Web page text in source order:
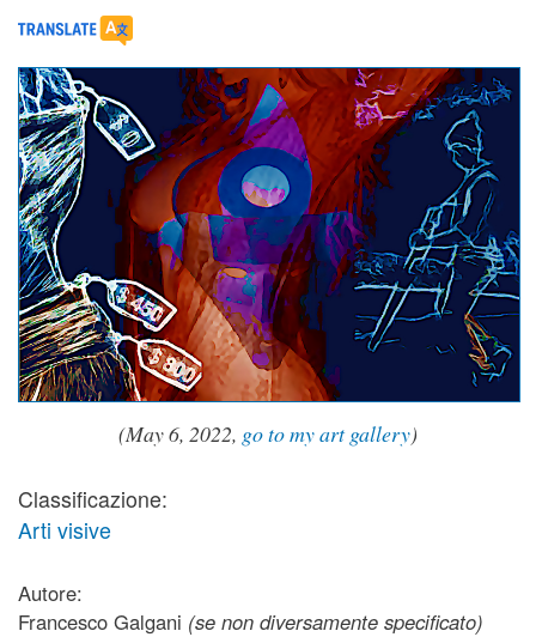
(May6, 2022, go to my art gallery)
Classificazione:
Arti visive
Autore:
Francesco Galgani (se non diversamente specificato)